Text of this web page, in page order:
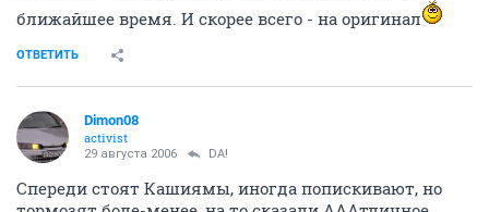
ближайшее время. И скорее всего - на оригинал
ОТВЕТИТЬ
Dimon08
activist
29 августа 2006 DA!
Спереди стоят Кашиямы, иногда попискивают, но